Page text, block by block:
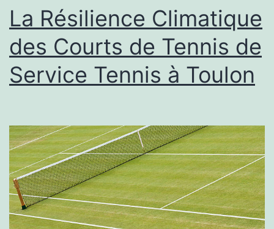
qualité
dans
la
de
tennis
à
Toulon?
La Résilience Climatique
des Courts de Tennis de
Service Tennis à Toulon